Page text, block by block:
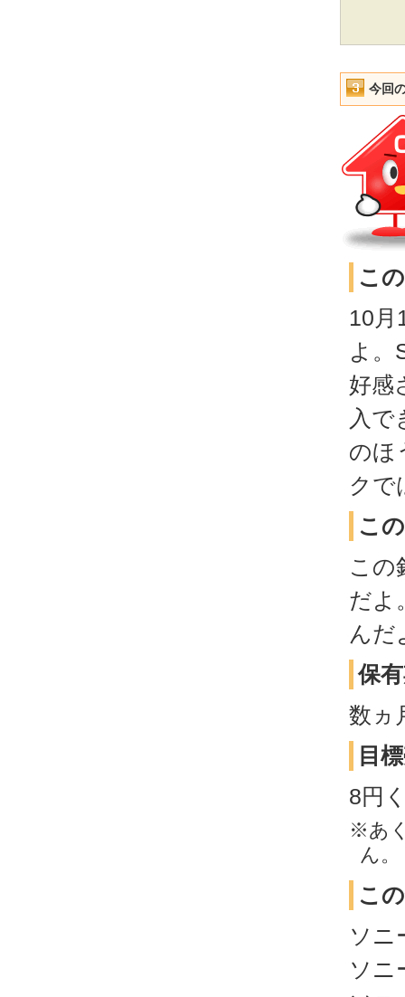
今回
こ
10月
よ。
好感
入で
のほ
クで
こ
この
だよ
んだ
保
数ヵ
目
8円
※あ
ん。
こ
ソニ
ソニ